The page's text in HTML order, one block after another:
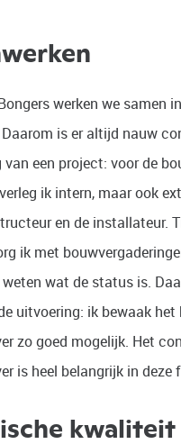
werken we samen
is er altijd nauw
een project: voor de
ik intern, maar ook
en de installateur.
ik met
weten wat de status is.
uitvoering: ik bewaak het
zo goed mogelijk. Het
is heel belangrijk in deze
kwaliteit